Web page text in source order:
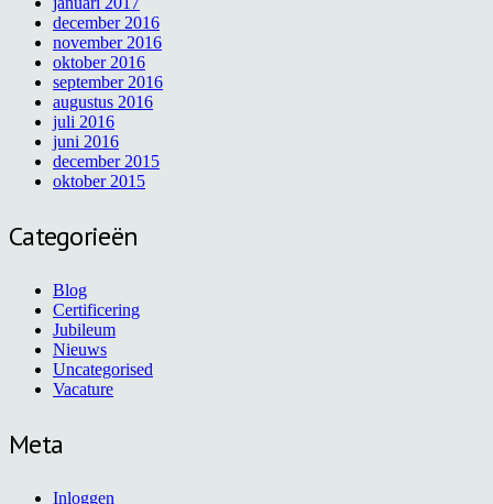
december 2016
november 2016
oktober 2016
september 2016
augustus 2016
juli 2016
juni 2016
december 2015
oktober 2015
Categorieën
Blog
Certificering
Jubileum
Nieuws
Uncategorised
Vacature
Meta
Inloggen